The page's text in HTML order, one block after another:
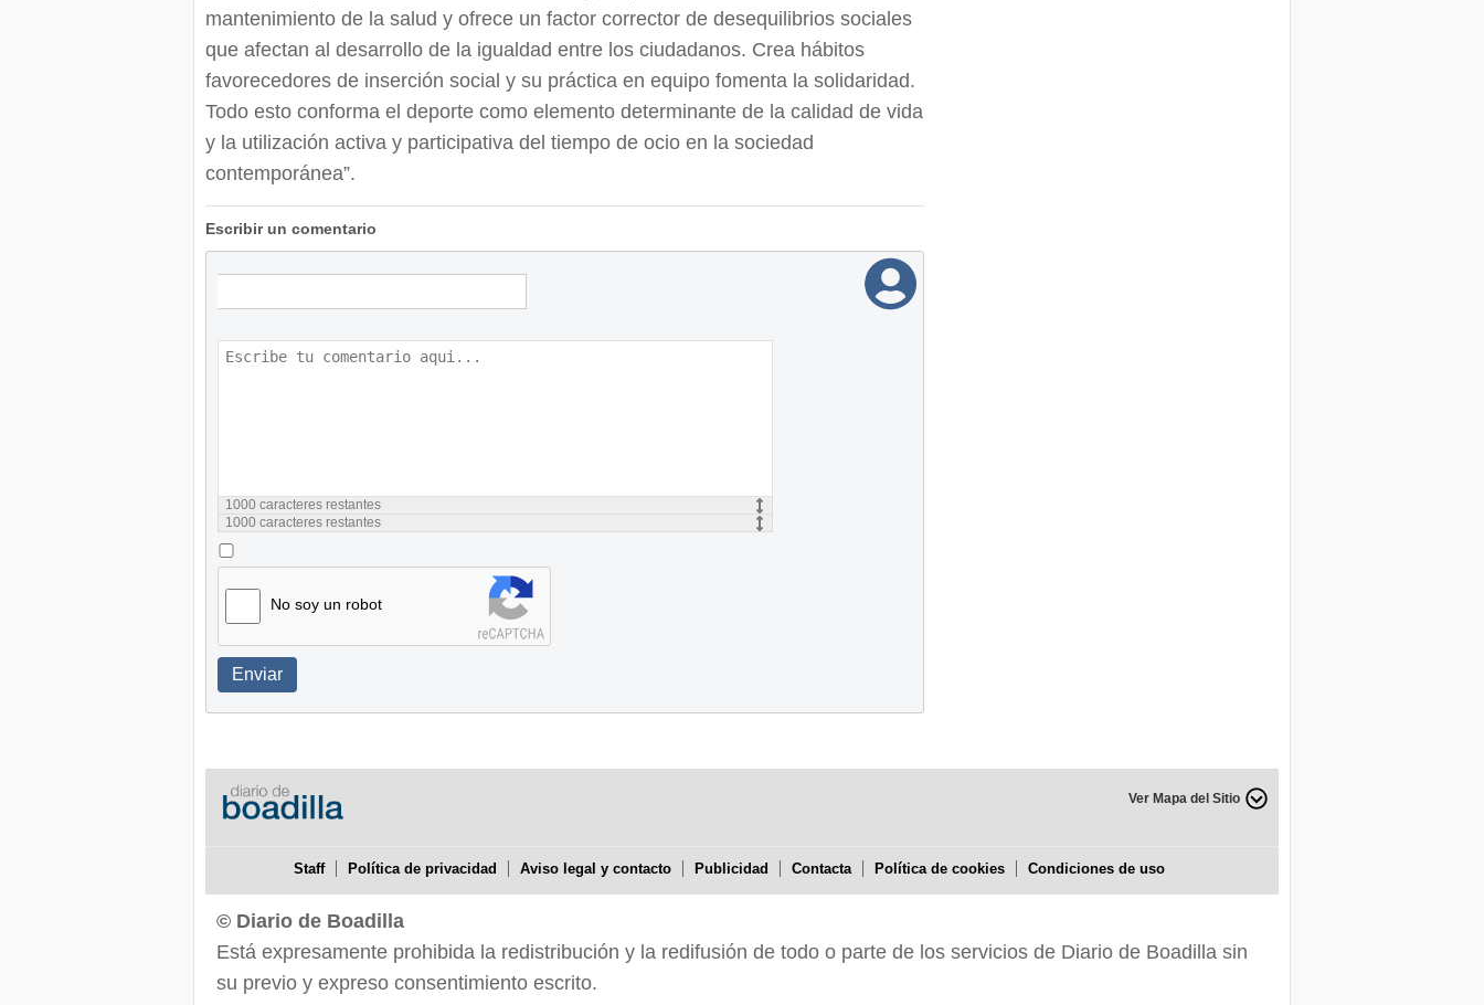
mantenimiento de la salud y ofrece un factor corrector de desequilibrios sociales
que afectan al desarrollo de la igualdad entre los ciudadanos. Crea hábitos
favorecedores de inserción social y su práctica en equipo fomenta la solidaridad.
Todo esto conforma el deporte como elemento determinante de la calidad de vida
y la utilización activa y participativa del tiempo de ocio en la sociedad
contemporánea”.
Escribir un comentario
1000 caracteres restantes
1000 caracteres restantes
No soy un robot
Enviar
Ver Mapa del Sitio
Staff Política de privacidad Aviso legal y contacto Publicidad Contacta Política de cookies Condiciones de uso
© Diario de Boadilla
Está expresamente prohibida la redistribución y la redifusión de todo o parte de los servicios de Diario de Boadilla sin
su previo y expreso consentimiento escrito.